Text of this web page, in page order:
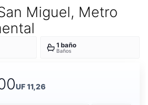
Miguel, Metro
1 baño
Baños
UF 11,26